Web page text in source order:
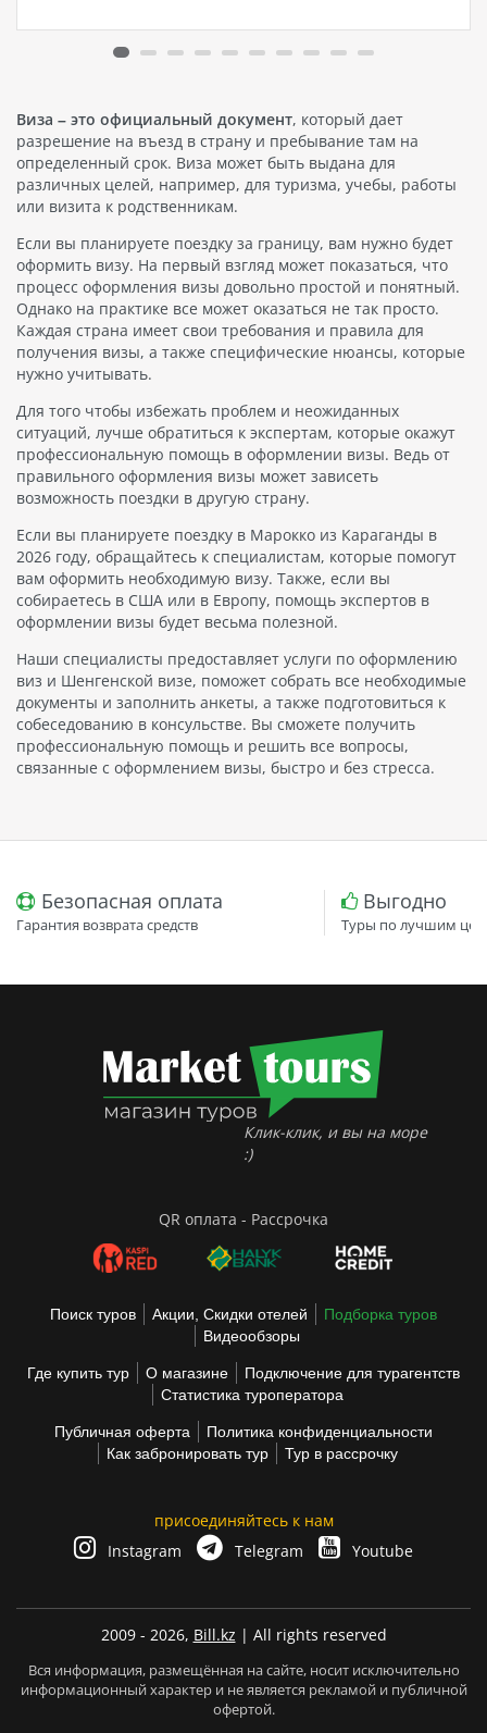
уголков Турции. Турецкие отели Orange County - это
не просто место для…
Виза – это официальный документ, который дает
разрешение на въезд в страну и пребывание там на
определенный срок. Виза может быть выдана для
различных целей, например, для туризма, учебы, работы
или визита к родственникам.
Если вы планируете поездку за границу, вам нужно будет
оформить визу. На первый взгляд может показаться, что
процесс оформления визы довольно простой и понятный.
Однако на практике все может оказаться не так просто.
Каждая страна имеет свои требования и правила для
получения визы, а также специфические нюансы, которые
нужно учитывать.
Для того чтобы избежать проблем и неожиданных
ситуаций, лучше обратиться к экспертам, которые окажут
профессиональную помощь в оформлении визы. Ведь от
правильного оформления визы может зависеть
возможность поездки в другую страну.
Если вы планируете поездку в Марокко из Караганды в
2026 году, обращайтесь к специалистам, которые помогут
вам оформить необходимую визу. Также, если вы
собираетесь в США или в Европу, помощь экспертов в
оформлении визы будет весьма полезной.
Наши специалисты предоставляет услуги по оформлению
виз и Шенгенской визе, поможет собрать все необходимые
документы и заполнить анкеты, а также подготовиться к
собеседованию в консульстве. Вы сможете получить
профессиональную помощь и решить все вопросы,
связанные с оформлением визы, быстро и без стресса.
Безопасная оплата
Гарантия возврата средств
Выгодно
Туры по лучшим
Клик-клик, и вы на море
:)
QR оплата - Рассрочка
Поиск туров Акции, Скидки отелей
Подборка туров
Видеообзоры
Где купить тур О магазине
Подключение для турагентств
Статистика туроператора
Публичная оферта
Политика конфиденциальности
Как забронировать тур
Тур в рассрочку
присоединяйтесь к нам
Instagram
Telegram Youtube
2009 - 2026, Bill.kz | All rights reserved
Вся информация, размещённая на сайте, носит исключительно
информационный характер и не является рекламой и публичной
офертой.